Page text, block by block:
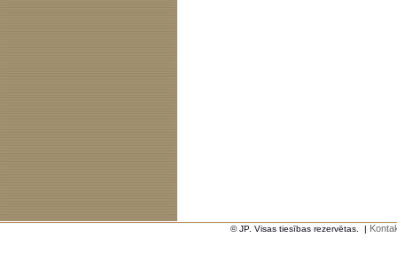
© JP. Visas tiesības rezervētas. |